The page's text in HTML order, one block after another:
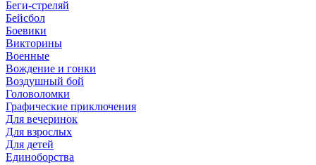
Беги-стреляй
Бейсбол
Боевики
Викторины
Военные
Вождение и гонки
Воздушный бой
Головоломки
Графические приключения
Для вечеринок
Для взрослых
Для детей
Единоборства